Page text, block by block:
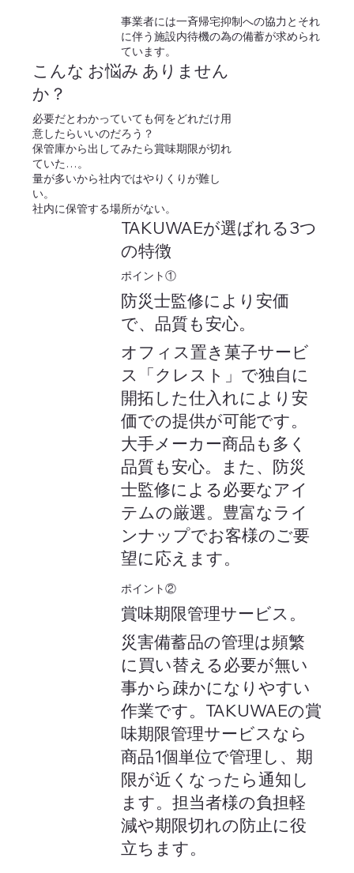
事業者には一斉帰宅抑制への協力とそれ
に伴う施設内待機の為の備蓄が求められ
ています。
こんな お悩み ありません
か？
必要だとわかっていても何をどれだけ用
意したらいいのだろう？
保管庫から出してみたら賞味期限が切れ
ていた…。
量が多いから社内ではやりくりが難し
い。
社内に保管する場所がない。
TAKUWAEが選ばれる3つ
の特徴
​ポイント①
防災士監修により安価
で、品質も安心。
オフィス置き菓子サービ
ス「クレスト」で独自に
開拓した仕入れにより安
価での提供が可能です。
大手メーカー商品も多く
品質も安心。また、防災
士監修による必要なアイ
テムの厳選。豊富なライ
ンナップでお客様のご要
望に応えます。
​ポイント②
賞味期限管理サービス。
災害備蓄品の管理は頻繁
に買い替える必要が無い
事から疎かになりやすい
作業です。TAKUWAEの賞
味期限管理サービスなら
商品1個単位で管理し、期
限が近くなったら通知し
ます。担当者様の負担軽
減や期限切れの防止に役
立ちます。